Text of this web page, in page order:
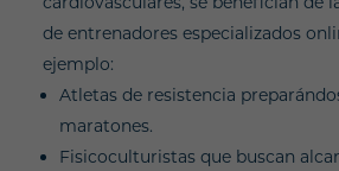
de entrenadores especializados
ejemplo:
Atletas de resistencia
maratones.
Fisicoculturistas que buscan